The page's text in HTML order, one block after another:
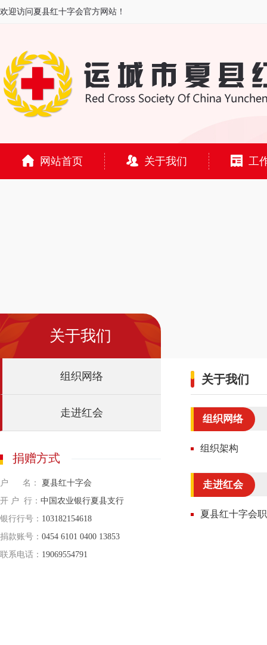
欢迎访问夏县红十字会官方网站！
网站首页 关于我们 工
关于我们
组织网络
走进红会
捐赠方式
户 名：
夏县红十字会
开 户 行： 中国农业银行夏县支行
银行行号： 103182154618
捐款账号： 0454 6101 0400 13853
联系电话： 19069554791
关于我们
组织网络
组织架构
走进红会
夏县红十字会